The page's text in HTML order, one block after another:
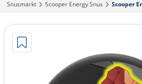
Snusmarkt‎ Scooper Energy Snus‎ Scooper